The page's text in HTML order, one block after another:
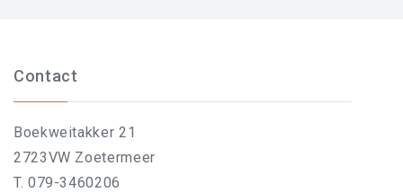
Contact
Boekweitakker 21
2723VW Zoetermeer
T. 079-3460206